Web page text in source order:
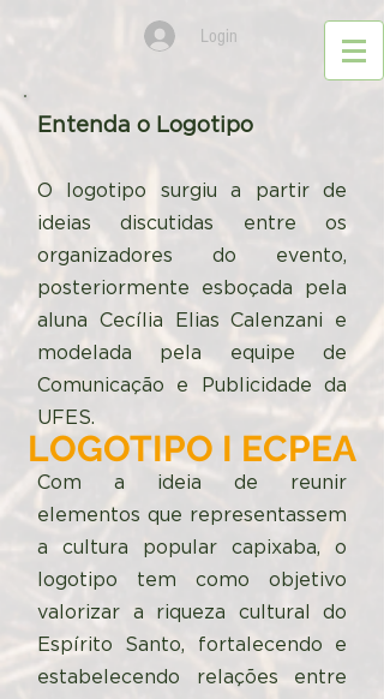
Login
Entenda o Logotipo
O logotipo surgiu a partir de
ideias discutidas entre os
organizadores do evento,
posteriormente esboçada pela
aluna Cecília Elias Calenzani e
modelada pela equipe de
Comunicação e Publicidade da
UFES.
Com a ideia de reunir
elementos que representassem
a cultura popular capixaba, o
logotipo tem como objetivo
valorizar a riqueza cultural do
Espírito Santo, fortalecendo e
estabelecendo relações entre
LOGOTIPO I ECPEA